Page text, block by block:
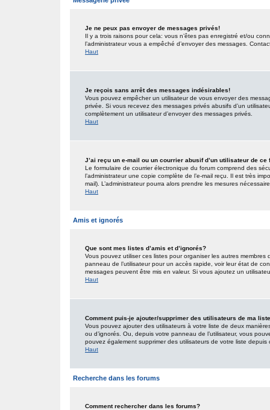
Je ne peux pas envoyer de messages privés!
Il y a trois raisons pour cela: vous n’êtes pas enregistré et/ou
l’administrateur vous a empêché d’envoyer des messages.
Haut
Je reçois sans arrêt des messages indésirables!
Vous pouvez empêcher un utilisateur de vous envoyer des
privée. Si vous recevez des messages privés abusifs d’un
complètement un utilisateur d’envoyer des messages privés.
Haut
J’ai reçu un e-mail ou un courrier abusif d’un utilisateur de ce
Le formulaire de courrier électronique du forum comprend des
l’administrateur une copie complète de l’e-mail reçu. Il est très
mail). L’administrateur pourra alors prendre les mesures
Haut
Amis et ignorés
Que sont mes listes d’amis et d’ignorés?
Vous pouvez utiliser ces listes pour organiser les autres
panneau de l’utilisateur pour un accès rapide, voir leur état de
messages peuvent être mis en valeur. Si vous ajoutez un
Haut
Comment puis-je ajouter/supprimer des utilisateurs de ma
Vous pouvez ajouter des utilisateurs à votre liste de deux
ou d’ignorés. Ou, depuis votre panneau de l’utilisateur, vous
pouvez également supprimer des utilisateurs de votre liste depuis
Haut
Recherche dans les forums
Comment rechercher dans les forums?